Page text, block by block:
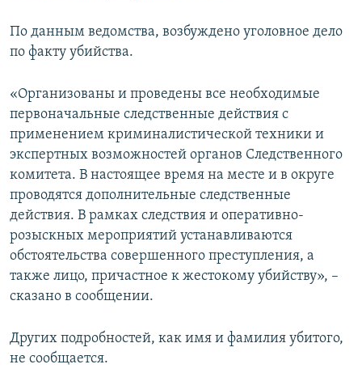
По данным ведомства, возбуждено уголовное дело
по факту убийства.
«Организованы и проведены все необходимые
первоначальные следственные действия с
применением криминалистической техники и
экспертных возможностей органов Следственного
комитета. В настоящее время на месте и в округе
проводятся дополнительные следственные
действия. В рамках следствия и оперативно-
розыскных мероприятий устанавливаются
обстоятельства совершенного преступления, а
также лицо, причастное к жестокому убийству», –
сказано в сообщении.
Других подробностей, как имя и фамилия убитого,
не сообщается.